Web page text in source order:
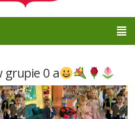
grupie 0 a